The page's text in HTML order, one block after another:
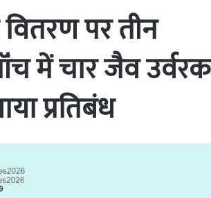
पर तीन
में चार जैव उर्वरक
प्रतिबंध